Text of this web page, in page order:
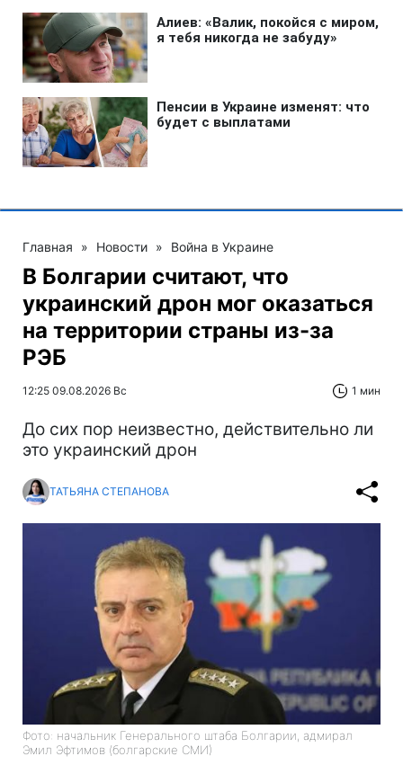
Главная » Новости » Война в Украине
В Болгарии считают, что
украинский дрон мог оказаться
на территории страны из-за
РЭБ
12:25 09.08.2026 Вс 1 мин
До сих пор неизвестно, действительно ли
это украинский дрон
ТАТЬЯНА СТЕПАНОВА
Фото: начальник Генерального штаба Болгарии, адмирал
Эмил Эфтимов (болгарские СМИ)